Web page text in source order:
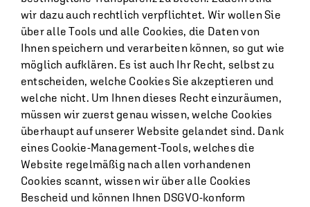
wir dazu auch rechtlich verpflichtet. Wir wollen Sie
über alle Tools und alle Cookies, die Daten von
Ihnen speichern und verarbeiten können, so gut wie
möglich aufklären. Es ist auch Ihr Recht, selbst zu
entscheiden, welche Cookies Sie akzeptieren und
welche nicht. Um Ihnen dieses Recht einzuräumen,
müssen wir zuerst genau wissen, welche Cookies
überhaupt auf unserer Website gelandet sind. Dank
eines Cookie-Management-Tools, welches die
Website regelmäßig nach allen vorhandenen
Cookies scannt, wissen wir über alle Cookies
Bescheid und können Ihnen DSGVO-konform